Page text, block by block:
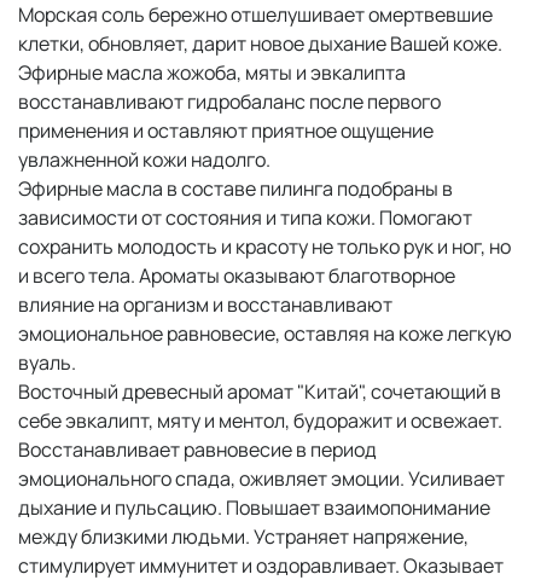
Морская соль бережно отшелушивает омертвевшие
клетки, обновляет, дарит новое дыхание Вашей коже.
Эфирные масла жожоба, мяты и эвкалипта
восстанавливают гидробаланс после первого
применения и оставляют приятное ощущение
увлажненной кожи надолго.
Эфирные масла в составе пилинга подобраны в
зависимости от состояния и типа кожи. Помогают
сохранить молодость и красоту не только рук и ног, но
и всего тела. Ароматы оказывают благотворное
влияние на организм и восстанавливают
эмоциональное равновесие, оставляя на коже легкую
вуаль.
Восточный древесный аромат "Китай", сочетающий в
себе эвкалипт, мяту и ментол, будоражит и освежает.
Восстанавливает равновесие в период
эмоционального спада, оживляет эмоции. Усиливает
дыхание и пульсацию. Повышает взаимопонимание
между близкими людьми. Устраняет напряжение,
стимулирует иммунитет и оздоравливает. Оказывает